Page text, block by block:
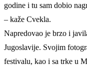
godine i tu sam dobio
– kaže Cvekla.
Napredovao je brzo i
Jugoslavije. Svojim
festivalu, kao i sa trke u